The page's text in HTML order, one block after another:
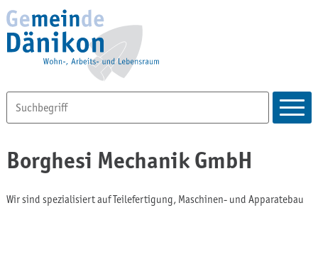
Borghesi Mechanik GmbH
Wir sind spezialisiert auf Teilefertigung, Maschinen- und Apparatebau